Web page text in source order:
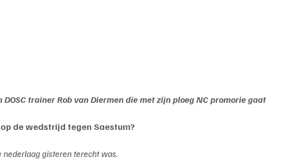
trainer Rob van Diermen die met zijn ploeg NC promorie gaat
de wedstrijd tegen Saestum?
gisteren terecht was.